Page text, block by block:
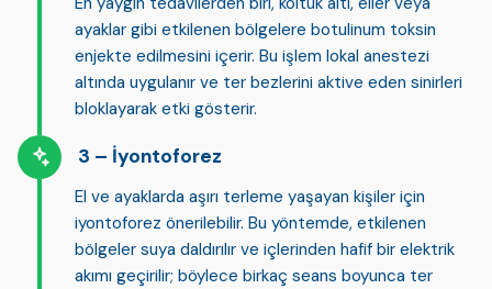
ayaklar gibi etkilenen bölgelere botulinum toksin
enjekte edilmesini içerir. Bu işlem lokal anestezi
altında uygulanır ve ter bezlerini aktive eden sinirleri
bloklayarak etki gösterir.
İyontoforez
El ve ayaklarda aşırı terleme yaşayan kişiler için
iyontoforez önerilebilir. Bu yöntemde, etkilenen
bölgeler suya daldırılır ve içlerinden hafif bir elektrik
akımı geçirilir; böylece birkaç seans boyunca ter